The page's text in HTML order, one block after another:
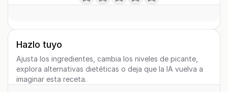
Hazlo tuyo
Ajusta los ingredientes, cambia los niveles de picante,
explora alternativas dietéticas o deja que la IA vuelva a
imaginar esta receta.